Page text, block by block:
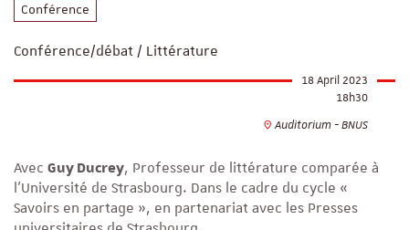
Conférence
Conférence/débat / Littérature
18 April 2023
18h30
Auditorium - BNUS
Avec Guy Ducrey, Professeur de littérature comparée à
l’Université de Strasbourg. Dans le cadre du cycle «
Savoirs en partage », en partenariat avec les Presses